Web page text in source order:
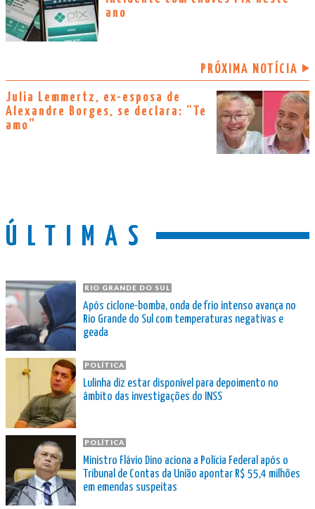
ano
PRÓXIMA NOTÍCIA
Julia Lemmertz, ex-esposa de
Alexandre Borges, se declara: “Te
amo”
ÚLTIMAS
RIO GRANDE DO SUL
Após ciclone-bomba, onda de frio intenso avança no
Rio Grande do Sul com temperaturas negativas e
geada
POLÍTICA
Lulinha diz estar disponível para depoimento no
âmbito das investigações do INSS
POLÍTICA
Ministro Flávio Dino aciona a Polícia Federal após o
Tribunal de Contas da União apontar R$ 55,4 milhões
em emendas suspeitas